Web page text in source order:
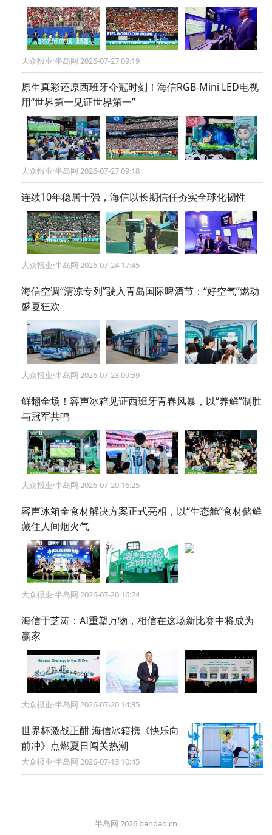
大众报业·半岛网 2026-07-27 09:19
原生真彩还原西班牙夺冠时刻！海信RGB-Mini LED电视
用“世界第一见证世界第一”
大众报业·半岛网 2026-07-27 09:18
连续10年稳居十强，海信以长期信任夯实全球化韧性
大众报业·半岛网 2026-07-24 17:45
海信空调“清凉专列”驶入青岛国际啤酒节：“好空气”燃动
盛夏狂欢
大众报业·半岛网 2026-07-23 09:59
鲜翻全场！容声冰箱见证西班牙青春风暴，以“养鲜”制胜
与冠军共鸣
大众报业·半岛网 2026-07-20 16:25
容声冰箱全食材解决方案正式亮相，以“生态舱”食材储鲜
藏住人间烟火气
大众报业·半岛网 2026-07-20 16:24
海信于芝涛：AI重塑万物，相信在这场新比赛中将成为
赢家
大众报业·半岛网 2026-07-20 14:35
世界杯激战正酣 海信冰箱携《快乐向
前冲》点燃夏日闯关热潮
大众报业·半岛网 2026-07-13 10:45
半岛网 2026 bandao.cn